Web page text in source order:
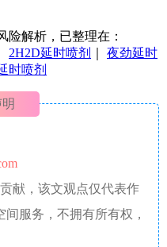
险解析，已整理在：
2H2D延时喷剂
夜劲延时
时喷剂
献，该文观点仅代表作
服务，不拥有所有权，